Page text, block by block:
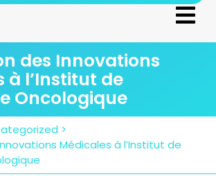
des Innovations
à l’Institut de
Oncologique
>
Médicales à l’Institut de